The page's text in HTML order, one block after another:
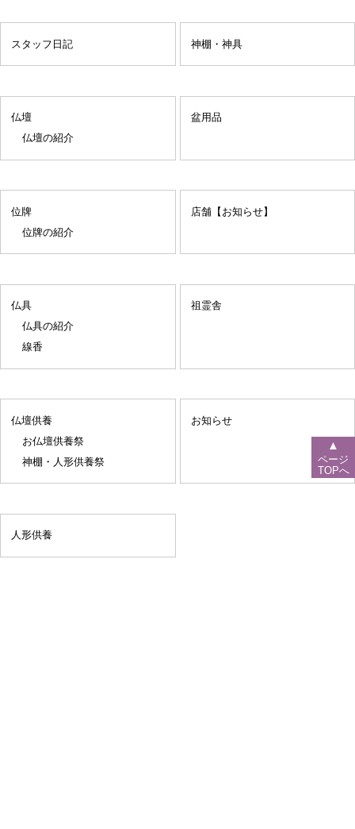
スタッフ日記 神棚・神具
仏壇
仏壇の紹介
盆用品
位牌
位牌の紹介
店舗【お知らせ】
仏具
仏具の紹介
線香
祖霊舎
仏壇供養
お仏壇供養祭
神棚・人形供養祭
お知らせ
人形供養
▲
ページ
TOPへ